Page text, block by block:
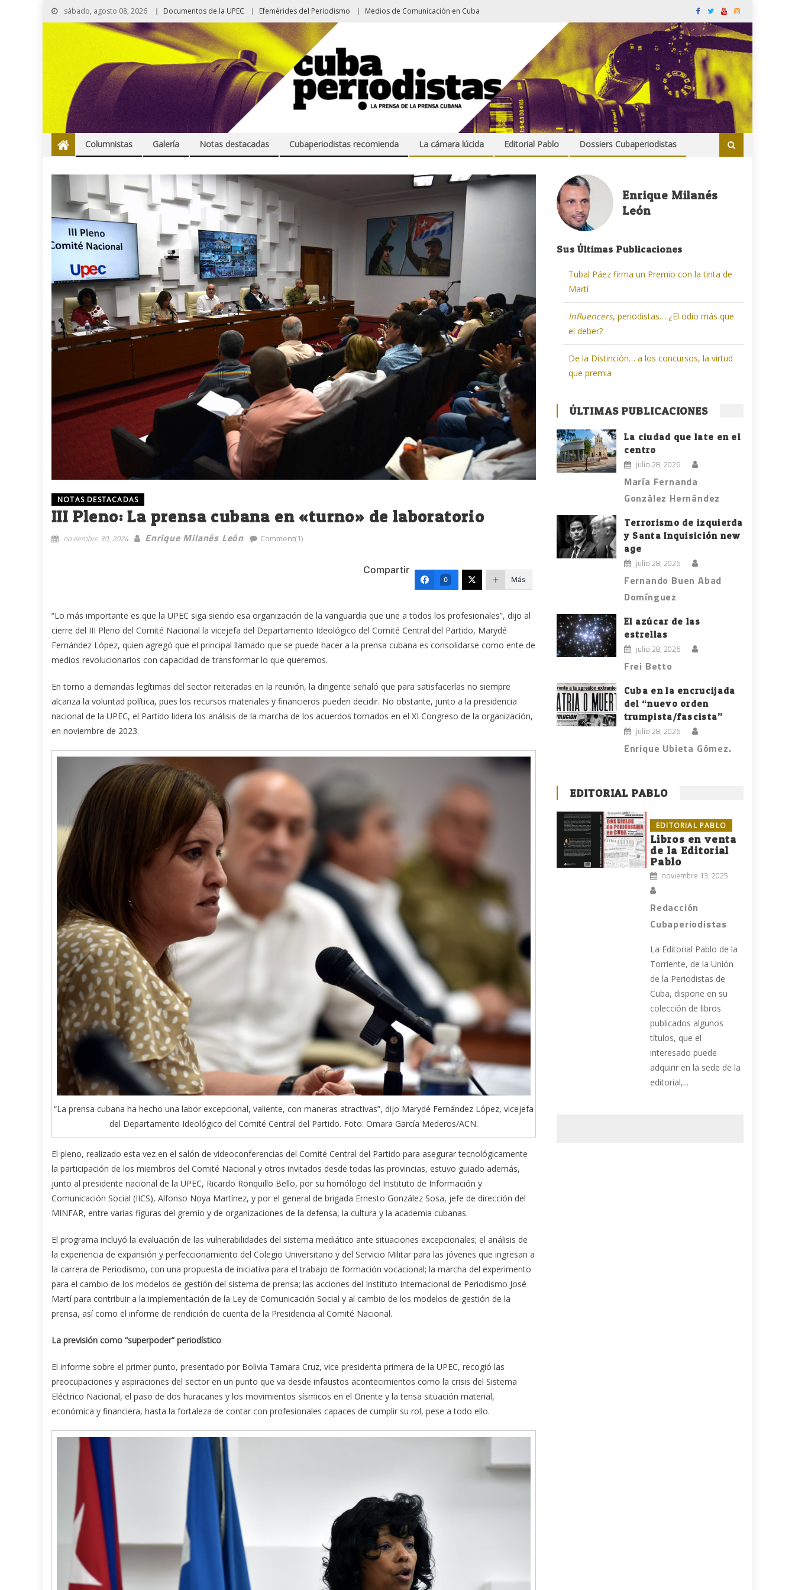
sábado, agosto 08, 2026 Documentos de la UPEC Efemérides del Periodismo Medios de Comunicación en Cuba
Columnistas Galería Notas destacadas Cubaperiodistas recomienda La cámara lúcida Editorial Pablo Dossiers Cubaperiodistas
NOTAS DESTACADAS
III Pleno: La prensa cubana en «turno» de laboratorio
noviembre 30, 2024 Enrique Milanés León Comment(1)
Compartir
0 Más
“Lo más importante es que la UPEC siga siendo esa organización de la vanguardia que une a todos los profesionales”, dijo al
cierre del III Pleno del Comité Nacional la vicejefa del Departamento Ideológico del Comité Central del Partido, Marydé
Fernández López, quien agregó que el principal llamado que se puede hacer a la prensa cubana es consolidarse como ente de
medios revolucionarios con capacidad de transformar lo que queremos.
En torno a demandas legítimas del sector reiteradas en la reunión, la dirigente señaló que para satisfacerlas no siempre
alcanza la voluntad política, pues los recursos materiales y financieros pueden decidir. No obstante, junto a la presidencia
nacional de la UPEC, el Partido lidera los análisis de la marcha de los acuerdos tomados en el XI Congreso de la organización,
en noviembre de 2023.
“La prensa cubana ha hecho una labor excepcional, valiente, con maneras atractivas”, dijo Marydé Fernández López, vicejefa
del Departamento Ideológico del Comité Central del Partido. Foto: Omara García Mederos/ACN.
El pleno, realizado esta vez en el salón de videoconferencias del Comité Central del Partido para asegurar tecnológicamente
la participación de los miembros del Comité Nacional y otros invitados desde todas las provincias, estuvo guiado además,
junto al presidente nacional de la UPEC, Ricardo Ronquillo Bello, por su homólogo del Instituto de Información y
Comunicación Social (IICS), Alfonso Noya Martínez, y por el general de brigada Ernesto González Sosa, jefe de dirección del
MINFAR, entre varias figuras del gremio y de organizaciones de la defensa, la cultura y la academia cubanas.
El programa incluyó la evaluación de las vulnerabilidades del sistema mediático ante situaciones excepcionales; el análisis de
la experiencia de expansión y perfeccionamiento del Colegio Universitario y del Servicio Militar para las jóvenes que ingresan a
la carrera de Periodismo, con una propuesta de iniciativa para el trabajo de formación vocacional; la marcha del experimento
para el cambio de los modelos de gestión del sistema de prensa; las acciones del Instituto Internacional de Periodismo José
Martí para contribuir a la implementación de la Ley de Comunicación Social y al cambio de los modelos de gestión de la
prensa, así como el informe de rendición de cuenta de la Presidencia al Comité Nacional.
La previsión como “superpoder” periodístico
El informe sobre el primer punto, presentado por Bolivia Tamara Cruz, vice presidenta primera de la UPEC, recogió las
preocupaciones y aspiraciones del sector en un punto que va desde infaustos acontecimientos como la crisis del Sistema
Eléctrico Nacional, el paso de dos huracanes y los movimientos sísmicos en el Oriente y la tensa situación material,
económica y financiera, hasta la fortaleza de contar con profesionales capaces de cumplir su rol, pese a todo ello.
Enrique Milanés
León
Sus Últimas Publicaciones
Tubal Páez firma un Premio con la tinta de
Martí
Influencers, periodistas… ¿El odio más que
el deber?
De la Distinción… a los concursos, la virtud
que premia
ÚLTIMAS PUBLICACIONES
La ciudad que late en el
centro
julio 28, 2026
María Fernanda
González Hernández
Terrorismo de izquierda
y Santa Inquisición new
age
julio 28, 2026
Fernando Buen Abad
Domínguez
El azúcar de las
estrellas
julio 28, 2026
Frei Betto
Cuba en la encrucijada
del “nuevo orden
trumpista/fascista”
julio 28, 2026
Enrique Ubieta Gómez.
EDITORIAL PABLO
EDITORIAL PABLO
Libros en venta
de la Editorial
Pablo
noviembre 13, 2025
Redacción
Cubaperiodistas
La Editorial Pablo de la
Torriente, de la Unión
de la Periodistas de
Cuba, dispone en su
colección de libros
publicados algunos
títulos, que el
interesado puede
adquirir en la sede de la
editorial,...